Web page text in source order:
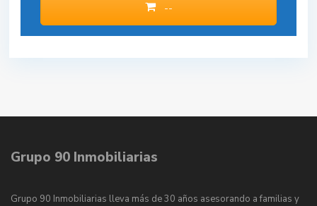
--
Grupo 90 Inmobiliarias
Grupo 90 Inmobiliarias lleva más de 30 años asesorando a familias y